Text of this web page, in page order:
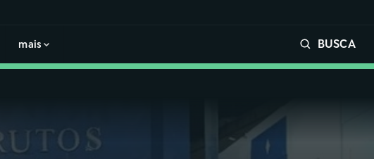
mais BUSCA